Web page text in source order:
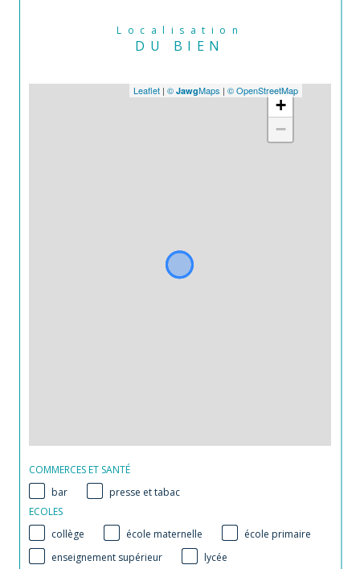
Localisation
DU BIEN
+
−
Leaflet | © JawgMaps | © OpenStreetMap
COMMERCES ET SANTÉ
bar
presse et tabac
ECOLES
collège
école maternelle
école primaire
enseignement supérieur
lycée